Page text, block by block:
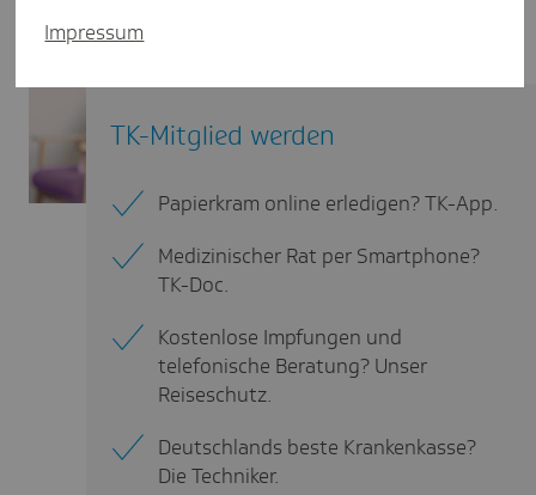
TK-Mitglied werden
Papierkram online erledigen? TK-App.
Medizinischer Rat per Smartphone?
TK-Doc.
Kostenlose Impfungen und
telefonische Beratung? Unser
Reiseschutz.
Deutschlands beste Krankenkasse?
Die Techniker.
Impressum